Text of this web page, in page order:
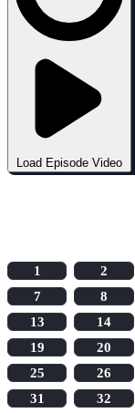
Load Episode Video
1
2
7
8
13
14
19
20
25
26
31
32